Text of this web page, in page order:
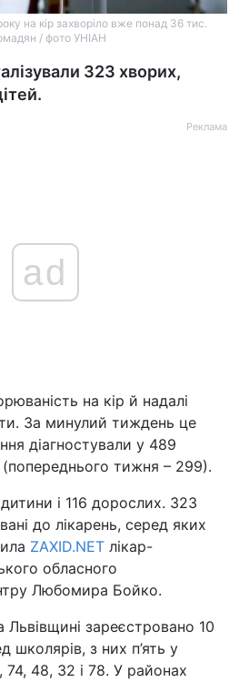
на кір захворіло вже понад 36 тис.
/ фото УНІАН
323 хворих,
Реклама
ad
на кір й надалі
За минулий тиждень це
діагностували у 489
(попереднього тижня – 299).
і 116 дорослих. 323
до лікарень, серед яких
ZAXID.NET лікар-
обласного
Любомира Бойко.
зареєстровано 10
школярів, з них п’ять у
48, 32 і 78. У районах